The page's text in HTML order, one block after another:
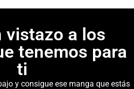
vistazo a los
tenemos para
ti
y consigue ese manga que estás